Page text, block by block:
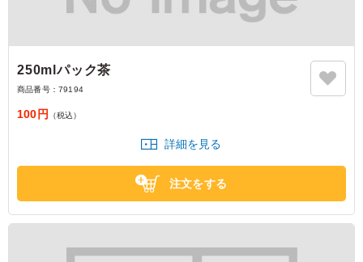
250mlパック茶
商品番号： 79194
100円 （税込）
詳細を見る
注文をする